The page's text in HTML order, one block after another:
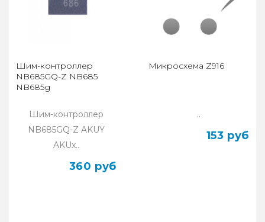
Шим-контроллер
NB685GQ-Z NB685
NB685g
Шим-контроллер
NB685GQ-Z AKUY
AKUx..
360 руб
Микросхема Z916
..
153 руб